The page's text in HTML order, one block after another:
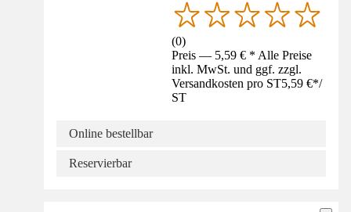
(0)
Preis — 5,59 € * Alle Preise
inkl. MwSt. und ggf. zzgl.
Versandkosten pro ST5,59 €*/
ST
Online bestellbar
Reservierbar